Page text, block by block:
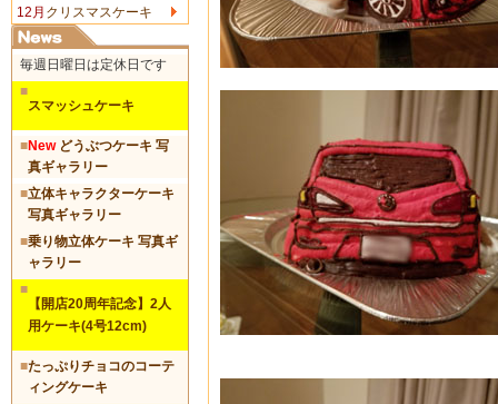
12月 クリスマスケーキ
毎週日曜日は定休日です
■
スマッシュケーキ
■Newどうぶつケーキ 写
真ギャラリー
■立体キャラクターケーキ
写真ギャラリー
■乗り物立体ケーキ 写真ギ
ャラリー
■
【開店20周年記念】2人
用ケーキ(4号12cm)
■たっぷりチョコのコーテ
ィングケーキ